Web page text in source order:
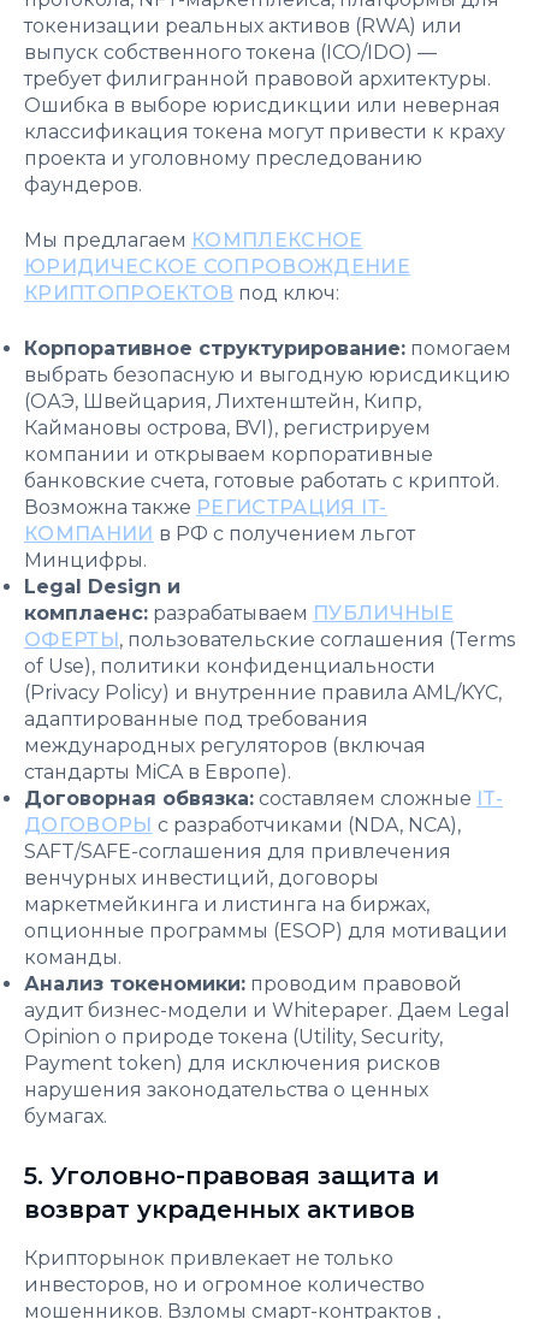
токенизации реальных активов (RWA) или
выпуск собственного токена (ICO/IDO) —
требует филигранной правовой архитектуры.
Ошибка в выборе юрисдикции или неверная
классификация токена могут привести к краху
проекта и уголовному преследованию
фаундеров.
Мы предлагаем КОМПЛЕКСНОЕ
ЮРИДИЧЕСКОЕ СОПРОВОЖДЕНИЕ
КРИПТОПРОЕКТОВ под ключ:
Корпоративное структурирование: помогаем
выбрать безопасную и выгодную юрисдикцию
(ОАЭ, Швейцария, Лихтенштейн, Кипр,
Каймановы острова, BVI), регистрируем
компании и открываем корпоративные
банковские счета, готовые работать с криптой.
Возможна также РЕГИСТРАЦИЯ IT-
КОМПАНИИ в РФ с получением льгот
Минцифры.
Legal Design и
комплаенс: разрабатываем ПУБЛИЧНЫЕ
ОФЕРТЫ, пользовательские соглашения (Terms
of Use), политики конфиденциальности
(Privacy Policy) и внутренние правила AML/KYC,
адаптированные под требования
международных регуляторов (включая
стандарты MiCA в Европе).
Договорная обвязка: составляем сложные IT-
ДОГОВОРЫ с разработчиками (NDA, NCA),
SAFT/SAFE-соглашения для привлечения
венчурных инвестиций, договоры
маркетмейкинга и листинга на биржах,
опционные программы (ESOP) для мотивации
команды.
Анализ токеномики: проводим правовой
аудит бизнес-модели и Whitepaper. Даем Legal
Opinion о природе токена (Utility, Security,
Payment token) для исключения рисков
нарушения законодательства о ценных
бумагах.
5. Уголовно-правовая защита и
возврат украденных активов
Крипторынок привлекает не только
инвесторов, но и огромное количество
мошенников. Взломы смарт-контрактов ,